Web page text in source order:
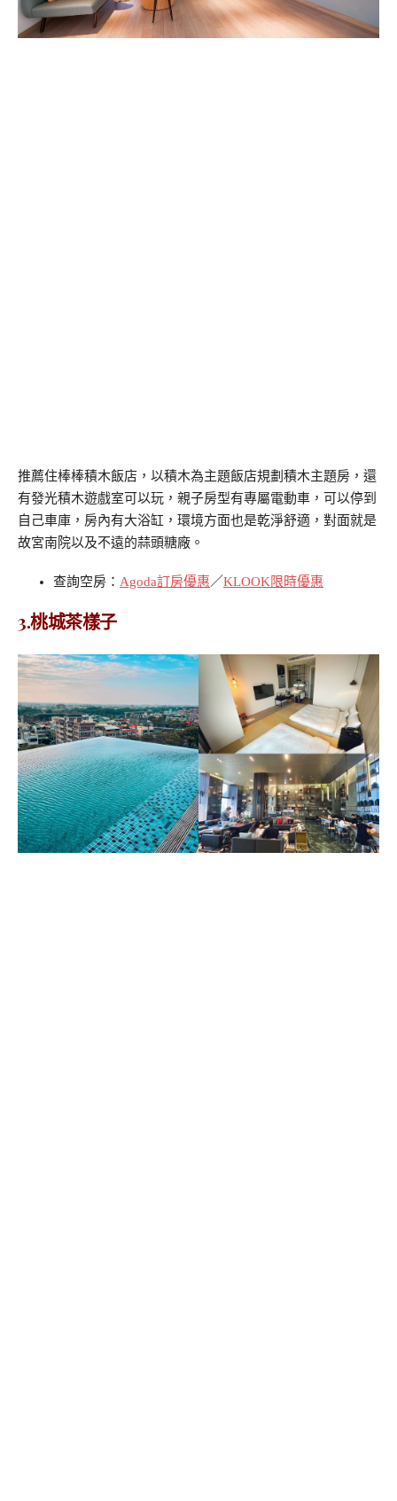
推薦住棒棒積木飯店，以積木為主題飯店規劃積木主題房，還
有發光積木遊戲室可以玩，親子房型有專屬電動車，可以停到
自己車庫，房內有大浴缸，環境方面也是乾淨舒適，對面就是
故宮南院以及不遠的蒜頭糖廠。
查詢空房： Agoda訂房優惠／KLOOK限時優惠
3.桃城茶樣子